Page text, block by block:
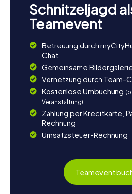
Schnitzeljagd
Teamevent
Betreuung durch
Chat
Gemeinsame
Vernetzung durch Team-
Kostenlose Umbuchung
Veranstaltung)
Zahlung per Kreditkarte,
Rechnung
Umsatzsteuer-Rechnung
Teamevent